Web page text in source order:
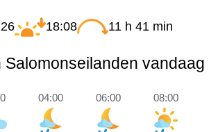
18:08 11 h 41 min
Salomonseilanden vandaag
04:00 06:00 08:00